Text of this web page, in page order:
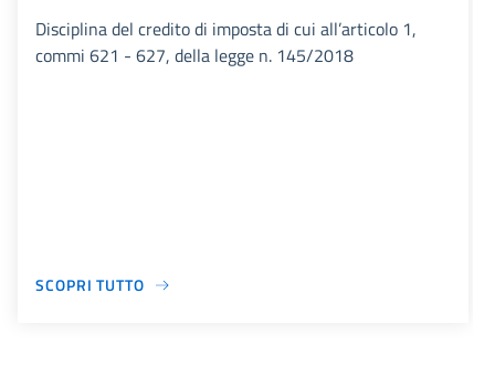
Disciplina del credito di imposta di cui all’articolo 1,
commi 621 - 627, della legge n. 145/2018
SCOPRI TUTTO